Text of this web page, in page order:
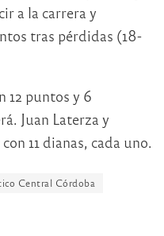
a la carrera y
tras pérdidas (18-
12 puntos y 6
Juan Laterza y
11 dianas, cada uno.
Central Córdoba